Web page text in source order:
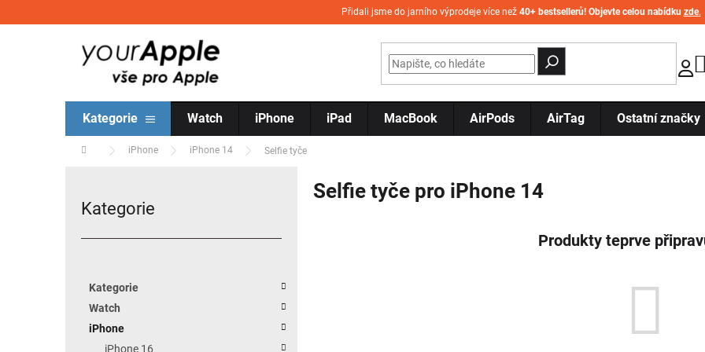
Přidali jsme do jarního výprodeje více než 40+ bestsellerů! Objevte celou nabídku zde.
Kategorie Watch iPhone iPad MacBook AirPods AirTag Ostatní značky
Domů iPhone iPhone 14 Selfie tyče
Přeskočit kategorie
Kategorie
Kategorie
Watch
iPhone
iPhone 16
Selfie tyče pro iPhone 14
Produkty teprve